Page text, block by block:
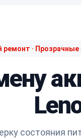
· Прозрачные
состояния